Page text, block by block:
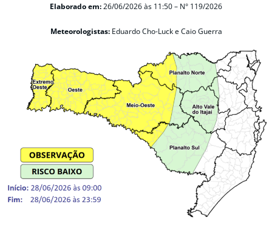
Elaborado em:26/06/2026às 11:50 – N° 119/2026
Meteorologistas: Eduardo Cho-Luck e Caio Guerra